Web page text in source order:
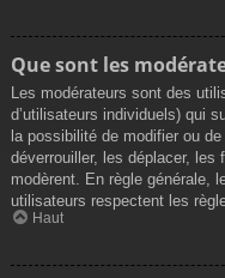
Que sont les
Les modérateurs sont des
d’utilisateurs individuels) qui
la possibilité de modifier ou
déverrouiller, les déplacer, les
modèrent. En règle générale,
utilisateurs respectent les
Haut